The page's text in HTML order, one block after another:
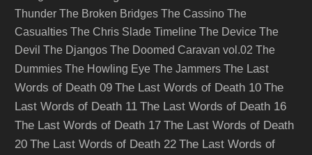
Thunder The Broken Bridges The Cassino The
Casualties The Chris Slade Timeline The Device The
Devil The Djangos The Doomed Caravan vol.02 The
Dummies The Howling Eye The Jammers The Last
Words of Death 09 The Last Words of Death 10 The
Last Words of Death 11 The Last Words of Death 16
The Last Words of Death 17 The Last Words of Death
20 The Last Words of Death 22 The Last Words of